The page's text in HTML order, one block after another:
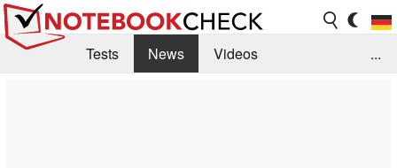
Tests News
Videos
...